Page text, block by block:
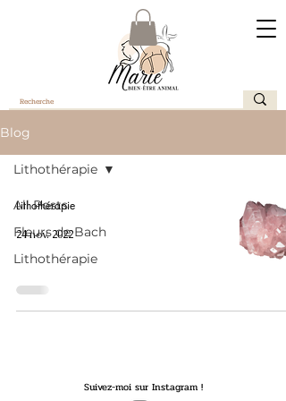
Blog
All Posts
Fleurs de Bach
Lithothérapie
Lithothérapie
Lithothérapie
24 nov. 2022
Suivez-moi sur Instagram !